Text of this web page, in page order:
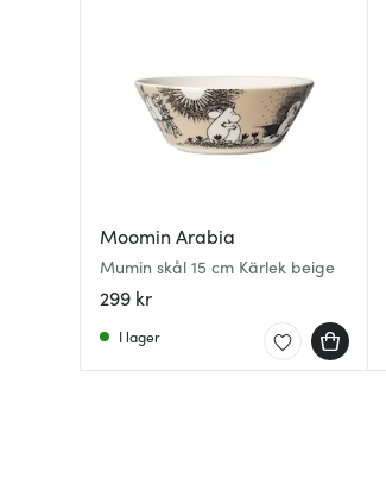
Moomin Arabia
Mumin skål 15 cm Kärlek beige
299 kr
I lager